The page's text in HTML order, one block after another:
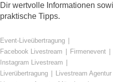
Dir wertvolle Informationen
praktische Tipps.
Event-Liveübertragung
Facebook Livestream
Firmenevent
Instagram Livestream
Liverübertragung
Livestream Agentur